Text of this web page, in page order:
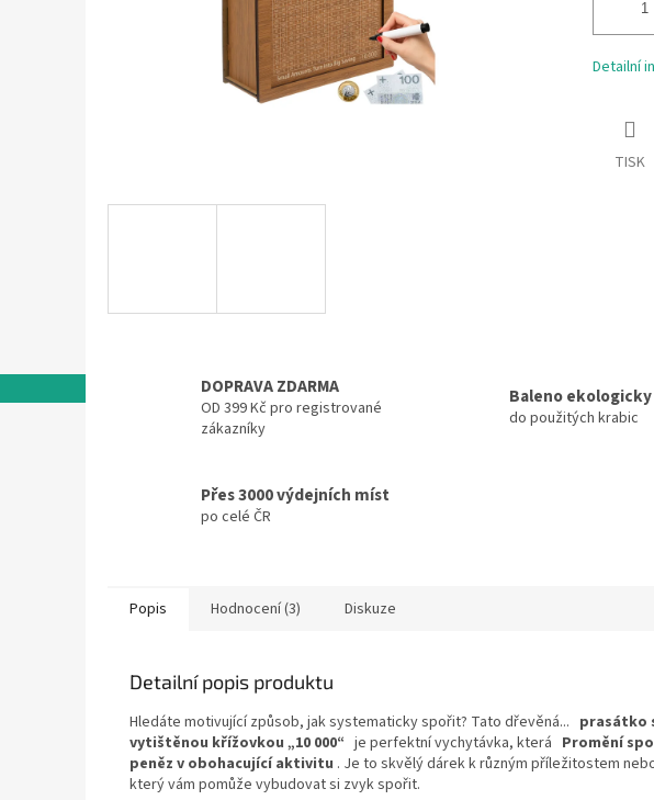
Detailní
TISK
DOPRAVA ZDARMA
OD 399 Kč pro registrované
zákazníky
Baleno ekologicky
do použitých krabic
Přes 3000 výdejních míst
po celé ČR
Popis Hodnocení (3) Diskuze
Detailní popis produktu
Hledáte motivující způsob, jak systematicky spořit? Tato dřevěná... prasátko
vytištěnou křížovkou „10 000“ je perfektní vychytávka, která Promění
peněz v obohacující aktivitu . Je to skvělý dárek k různým příležitostem
který vám pomůže vybudovat si zvyk spořit.